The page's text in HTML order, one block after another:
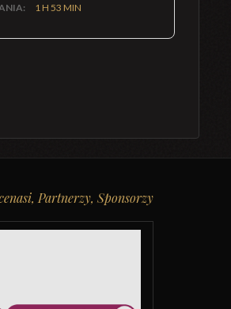
1 H 53 MIN
Partnerzy, Sponsorzy